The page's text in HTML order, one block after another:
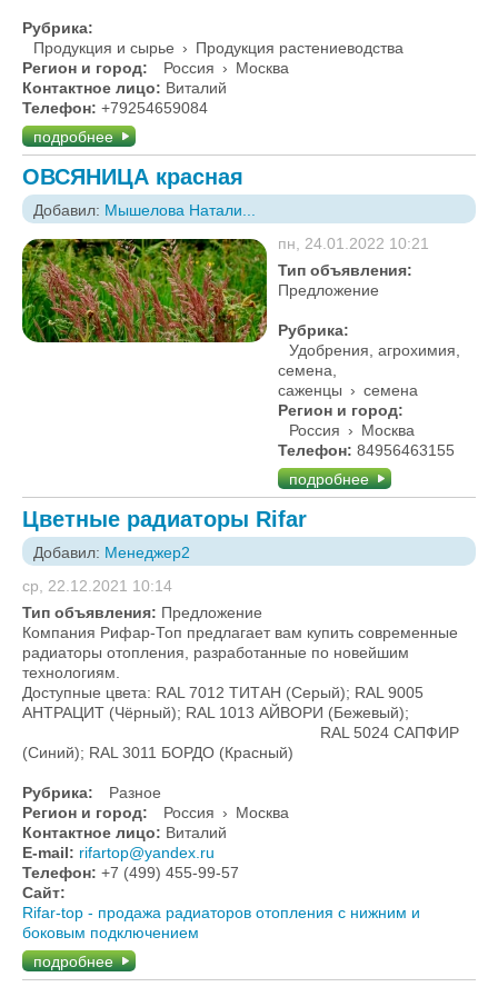
Рубрика:
Продукция и сырье › Продукция растениеводства
Регион и город:
Россия › Москва
Контактное лицо: Виталий
Телефон: +79254659084
подробнее
ОВСЯНИЦА красная
Добавил: Мышелова Натали...
пн, 24.01.2022 10:21
Тип объявления:
Предложение
Рубрика:
Удобрения, агрохимия,
семена,
саженцы › семена
Регион и город:
Россия › Москва
Телефон: 84956463155
подробнее
Цветные радиаторы Rifar
Добавил: Менеджер2
ср, 22.12.2021 10:14
Тип объявления: Предложение
Компания Рифар-Топ предлагает вам купить современные
радиаторы отопления, разработанные по новейшим
технологиям.
Доступные цвета: RAL 7012 ТИТАН (Серый); RAL 9005
АНТРАЦИТ (Чёрный); RAL 1013 АЙВОРИ (Бежевый);
RAL 5024 CАПФИР
(Синий); RAL 3011 БОРДО (Красный)
Рубрика:
Разное
Регион и город:
Россия › Москва
Контактное лицо: Виталий
E-mail: rifartop@yandex.ru
Телефон: +7 (499) 455-99-57
Сайт:
Rifar-top - продажа радиаторов отопления с нижним и
боковым подключением
подробнее